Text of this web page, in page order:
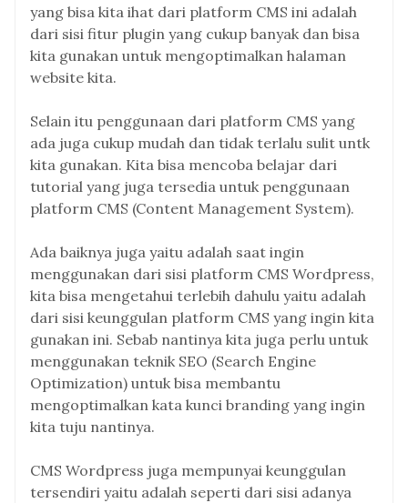
yang bisa kita ihat dari platform CMS ini adalah
dari sisi fitur plugin yang cukup banyak dan bisa
kita gunakan untuk mengoptimalkan halaman
website kita.
Selain itu penggunaan dari platform CMS yang
ada juga cukup mudah dan tidak terlalu sulit untk
kita gunakan. Kita bisa mencoba belajar dari
tutorial yang juga tersedia untuk penggunaan
platform CMS (Content Management System).
Ada baiknya juga yaitu adalah saat ingin
menggunakan dari sisi platform CMS Wordpress,
kita bisa mengetahui terlebih dahulu yaitu adalah
dari sisi keunggulan platform CMS yang ingin kita
gunakan ini. Sebab nantinya kita juga perlu untuk
menggunakan teknik SEO (Search Engine
Optimization) untuk bisa membantu
mengoptimalkan kata kunci branding yang ingin
kita tuju nantinya.
CMS Wordpress juga mempunyai keunggulan
tersendiri yaitu adalah seperti dari sisi adanya